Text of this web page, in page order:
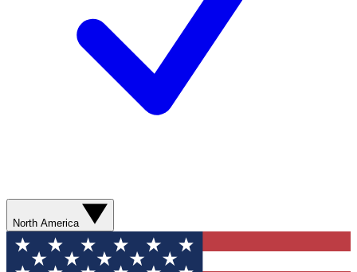
North America